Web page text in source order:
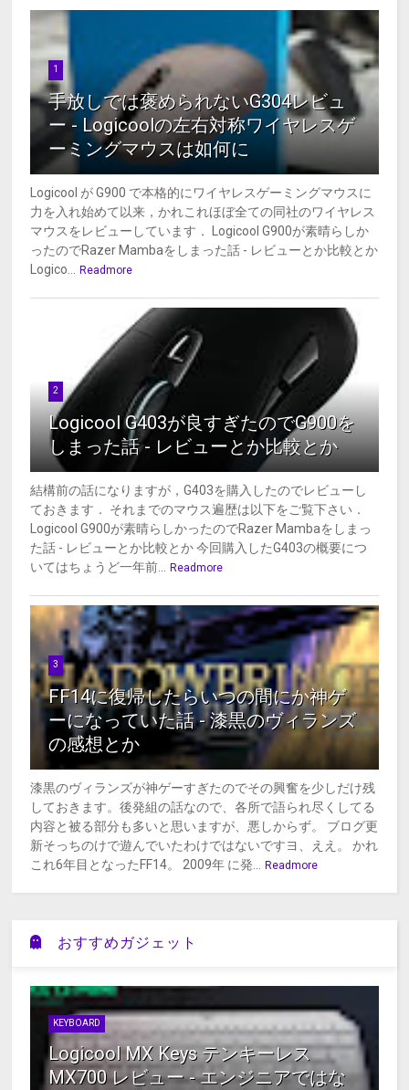
1
手放しでは褒められないG304レビュ
ー - Logicoolの左右対称ワイヤレスゲ
ーミングマウスは如何に
Logicool が G900 で本格的にワイヤレスゲーミングマウスに
力を入れ始めて以来，かれこれほぼ全ての同社のワイヤレス
マウスをレビューしています． Logicool G900が素晴らしか
ったのでRazer Mambaをしまった話 - レビューとか比較とか
Logico...
Readmore
2
Logicool G403が良すぎたのでG900を
しまった話 - レビューとか比較とか
結構前の話になりますが，G403を購入したのでレビューし
ておきます． それまでのマウス遍歴は以下をご覧下さい．
Logicool G900が素晴らしかったのでRazer Mambaをしまっ
た話 - レビューとか比較とか 今回購入したG403の概要につ
いてはちょうど一年前...
Readmore
3
FF14に復帰したらいつの間にか神ゲ
ーになっていた話 - 漆黒のヴィランズ
の感想とか
漆黒のヴィランズが神ゲーすぎたのでその興奮を少しだけ残
しておきます。後発組の話なので、各所で語られ尽くしてる
内容と被る部分も多いと思いますが、悪しからず。 ブログ更
新そっちのけで遊んでいたわけではないですヨ、ええ。 かれ
これ6年目となったFF14。 2009年 に発...
Readmore
おすすめガジェット
KEYBOARD
Logicool MX Keys テンキーレス
MX700 レビュー - エンジニアではな